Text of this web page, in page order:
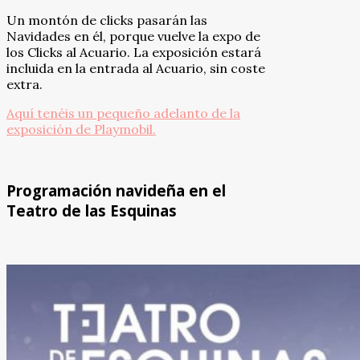
Un montón de clicks pasarán las
Navidades en él, porque vuelve la expo de
los Clicks al Acuario. La exposición estará
incluida en la entrada al Acuario, sin coste
extra.
Aquí tenéis un pequeño adelanto de la
exposición de Playmobil.
Programación navideña en el
Teatro de las Esquinas